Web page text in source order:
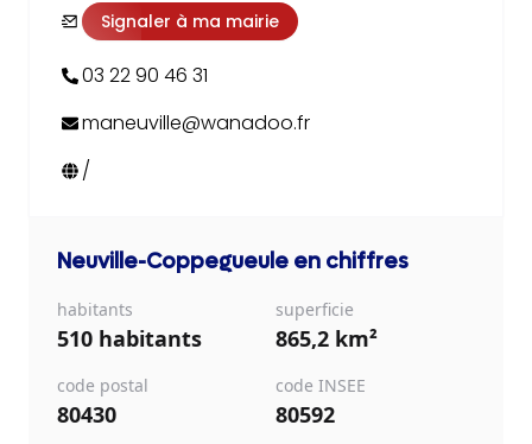
Signaler à ma mairie
03 22 90 46 31
maneuville@wanadoo.fr
/
Neuville-Coppegueule en chiffres
habitants
510 habitants
superficie
865,2 km²
code postal
80430
code INSEE
80592